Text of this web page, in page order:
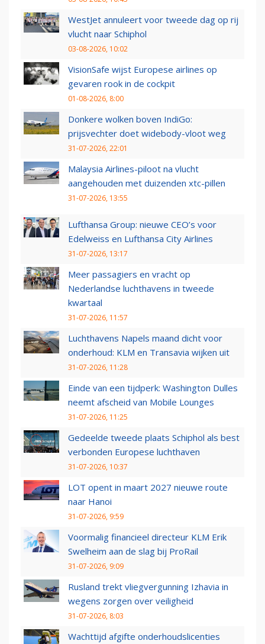
WestJet annuleert voor tweede dag op rij
vlucht naar Schiphol
03-08-2026, 10:02
VisionSafe wijst Europese airlines op
gevaren rook in de cockpit
01-08-2026, 8:00
Donkere wolken boven IndiGo:
prijsvechter doet widebody-vloot weg
31-07-2026, 22:01
Malaysia Airlines-piloot na vlucht
aangehouden met duizenden xtc-pillen
31-07-2026, 13:55
Lufthansa Group: nieuwe CEO’s voor
Edelweiss en Lufthansa City Airlines
31-07-2026, 13:17
Meer passagiers en vracht op
Nederlandse luchthavens in tweede
kwartaal
31-07-2026, 11:57
Luchthavens Napels maand dicht voor
onderhoud: KLM en Transavia wijken uit
31-07-2026, 11:28
Einde van een tijdperk: Washington Dulles
neemt afscheid van Mobile Lounges
31-07-2026, 11:25
Gedeelde tweede plaats Schiphol als best
verbonden Europese luchthaven
31-07-2026, 10:37
LOT opent in maart 2027 nieuwe route
naar Hanoi
31-07-2026, 9:59
Voormalig financieel directeur KLM Erik
Swelheim aan de slag bij ProRail
31-07-2026, 9:09
Rusland trekt vliegvergunning Izhavia in
wegens zorgen over veiligheid
31-07-2026, 8:03
Wachttijd afgifte onderhoudslicenties